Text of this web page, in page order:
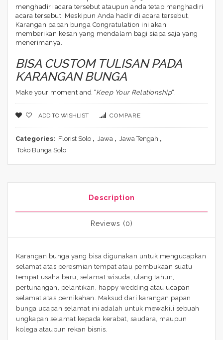
menghadiri acara tersebut ataupun anda tetap menghadiri
acara tersebut. Meskipun Anda hadir di acara tersebut,
Karangan papan bunga Congratulation ini akan
memberikan kesan yang mendalam bagi siapa saja yang
menerimanya.
BISA CUSTOM TULISAN PADA
KARANGAN BUNGA
Make your moment and “Keep Your Relationship“.
ADD TO WISHLIST COMPARE
Categories: Florist Solo , Jawa , Jawa Tengah ,
Toko Bunga Solo
Description
Reviews (0)
Karangan bunga yang bisa digunakan untuk mengucapkan
selamat atas peresmian tempat atau pembukaan suatu
tempat usaha baru, selamat wisuda, ulang tahun,
pertunangan, pelantikan, happy wedding atau ucapan
selamat atas pernikahan. Maksud dari karangan papan
bunga ucapan selamat ini adalah untuk mewakili sebuah
ungkapan selamat kepada kerabat, saudara, maupun
kolega ataupun rekan bisnis.